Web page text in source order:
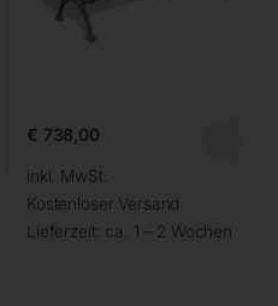
€ 738,00
inkl. MwSt.
Kostenloser Versand
Lieferzeit: ca. 1 – 2 Wochen